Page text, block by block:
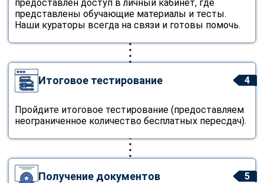
предоставлен доступ в личный кабинет, где
представлены обучающие материалы и тесты.
Наши кураторы всегда на связи и готовы помочь.
4
Итоговое тестирование
Пройдите итоговое тестирование (предоставляем
неограниченное количество бесплатных пересдач).
5
Получение документов